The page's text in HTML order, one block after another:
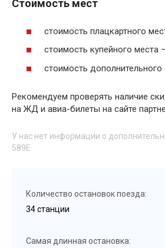
Стоимость мест
стоимость плацкартного
стоимость купейного места –
стоимость дополнительного
Рекомендуем проверять наличие
на ЖД и авиа-билеты на сайте
У нас нет информации о
589Е
Количество остановок поезда:
34 станции
Самая длинная остановка: